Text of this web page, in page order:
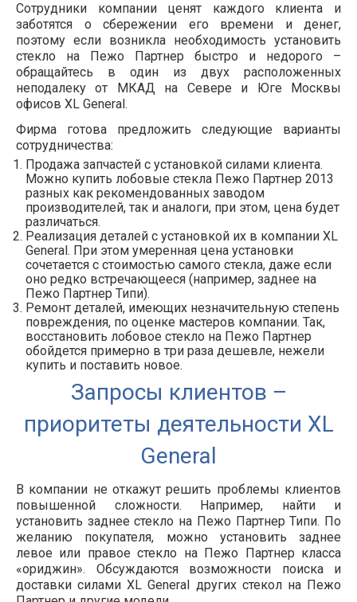
Сотрудники компании ценят каждого клиента и
заботятся о сбережении его времени и денег,
поэтому если возникла необходимость установить
стекло на Пежо Партнер быстро и недорого –
обращайтесь в один из двух расположенных
неподалеку от МКАД на Севере и Юге Москвы
офисов XL General.
Фирма готова предложить следующие варианты
сотрудничества:
Продажа запчастей с установкой силами клиента.
Можно купить лобовые стекла Пежо Партнер 2013
разных как рекомендованных заводом
производителей, так и аналоги, при этом, цена будет
различаться.
Реализация деталей с установкой их в компании XL
General. При этом умеренная цена установки
сочетается с стоимостью самого стекла, даже если
оно редко встречающееся (например, заднее на
Пежо Партнер Типи).
Ремонт деталей, имеющих незначительную степень
повреждения, по оценке мастеров компании. Так,
восстановить лобовое стекло на Пежо Партнер
обойдется примерно в три раза дешевле, нежели
купить и поставить новое.
Запросы клиентов –
приоритеты деятельности XL
General
В компании не откажут решить проблемы клиентов
повышенной сложности. Например, найти и
установить заднее стекло на Пежо Партнер Типи. По
желанию покупателя, можно установить заднее
левое или правое стекло на Пежо Партнер класса
«ориджин». Обсуждаются возможности поиска и
доставки силами XL General других стекол на Пежо